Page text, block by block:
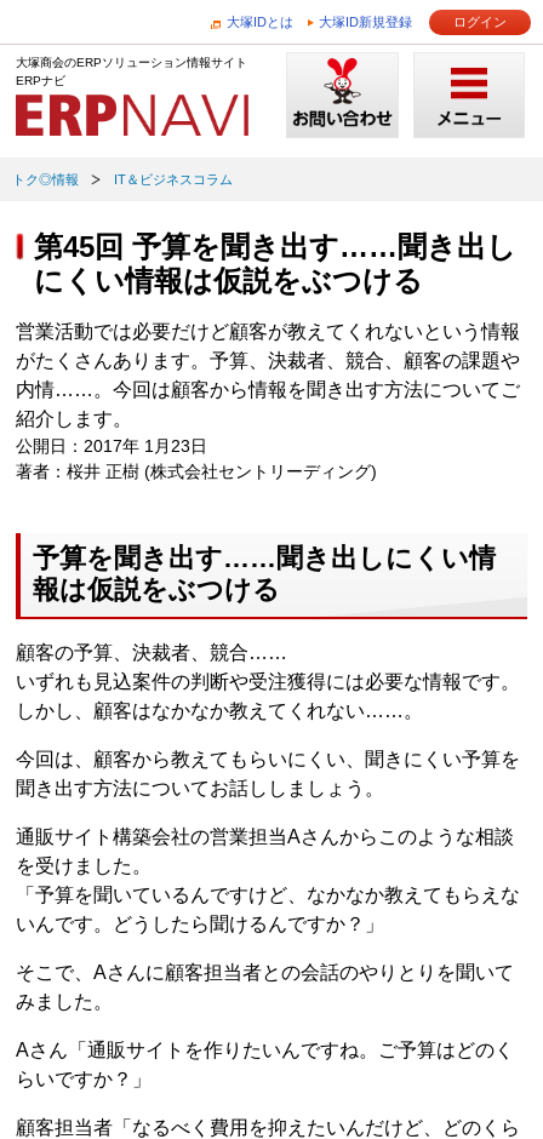
大塚IDとは 大塚ID新規登録 ログイン
大塚商会のERPソリューション情報サイト
ERPナビ
トク◎情報 IT＆ビジネスコラム
第45回 予算を聞き出す……聞き出し
にくい情報は仮説をぶつける
営業活動では必要だけど顧客が教えてくれないという情報
がたくさんあります。予算、決裁者、競合、顧客の課題や
内情……。今回は顧客から情報を聞き出す方法についてご
紹介します。
公開日：2017年 1月23日
著者：桜井 正樹 (株式会社セントリーディング)
予算を聞き出す……聞き出しにくい情
報は仮説をぶつける
顧客の予算、決裁者、競合……
いずれも見込案件の判断や受注獲得には必要な情報です。
しかし、顧客はなかなか教えてくれない……。
今回は、顧客から教えてもらいにくい、聞きにくい予算を
聞き出す方法についてお話ししましょう。
通販サイト構築会社の営業担当Aさんからこのような相談
を受けました。
「予算を聞いているんですけど、なかなか教えてもらえな
いんです。どうしたら聞けるんですか？」
そこで、Aさんに顧客担当者との会話のやりとりを聞いて
みました。
Aさん「通販サイトを作りたいんですね。ご予算はどのく
らいですか？」
顧客担当者「なるべく費用を抑えたいんだけど、どのくら